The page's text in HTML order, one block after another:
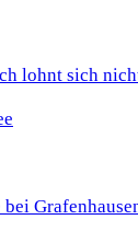
lohnt sich